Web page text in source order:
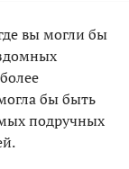
вы могли бы
бы быть
подручных